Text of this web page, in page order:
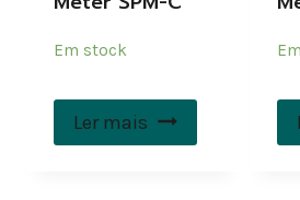
Em stock
Ler mais